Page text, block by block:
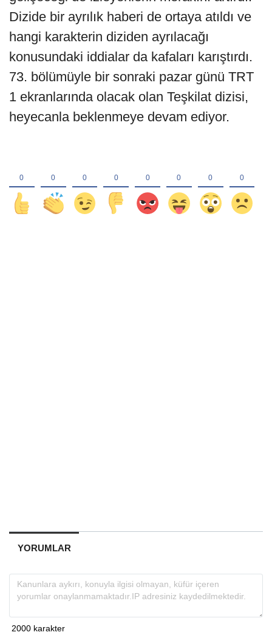
Dizide bir ayrılık haberi de ortaya atıldı ve
hangi karakterin diziden ayrılacağı
konusundaki iddialar da kafaları karıştırdı.
73. bölümüyle bir sonraki pazar günü TRT
1 ekranlarında olacak olan Teşkilat dizisi,
heyecanla beklenmeye devam ediyor.
YORUMLAR